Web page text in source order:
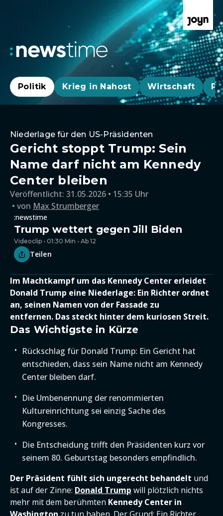
Politik Krieg in Nahost Wirtschaft
Niederlage für den US-Präsidenten
Gericht stoppt Trump: Sein
Name darf nicht am Kennedy
Center bleiben
Veröffentlicht: 31.05.2026 • 15:35 Uhr
von Max Strumberger
:newstime
Trump wettert gegen Jill Biden
Videoclip • 01:30 Min • Ab 12
Teilen
Im Machtkampf um das Kennedy Center erleidet
Donald Trump eine Niederlage: Ein Richter ordnet
an, seinen Namen von der Fassade zu
entfernen. Das steckt hinter dem kuriosen Streit.
Das Wichtigste in Kürze
Rückschlag für Donald Trump: Ein Gericht hat
entschieden, dass sein Name nicht am Kennedy
Center bleiben darf.
Die Umbenennung der renommierten
Kultureinrichtung sei einzig Sache des
Kongresses.
Die Entscheidung trifft den Präsidenten kurz vor
seinem 80. Geburtstag besonders empfindlich.
Der Präsident fühlt sich ungerecht behandelt und
ist auf der Zinne: Donald Trump will plötzlich nichts
mehr mit dem berühmten Kennedy Center in